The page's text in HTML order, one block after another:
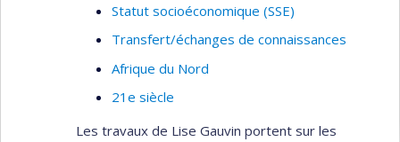
Statut socioéconomique (SSE)
Transfert/échanges de connaissances
Afrique du Nord
21e siècle
Les travaux de Lise Gauvin portent sur les